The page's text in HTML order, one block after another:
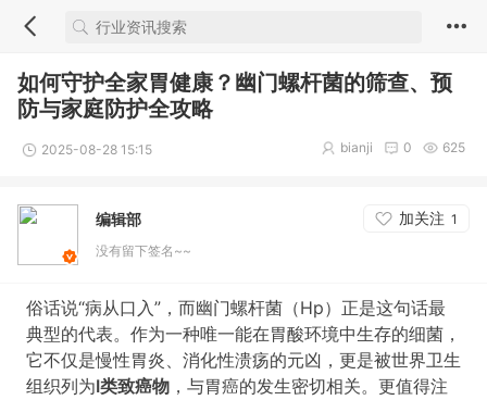
如何守护全家胃健康？幽门螺杆菌的筛查、预
防与家庭防护全攻略
2025-08-28 15:15 625
0
bianji
编辑部 加关注 1
没有留下签名~~
俗话说“病从口入”，而幽门螺杆菌（Hp）正是这句话最
典型的代表。作为一种唯一能在胃酸环境中生存的细菌，
它不仅是慢性胃炎、消化性溃疡的元凶，更是被世界卫生
组织列为Ⅰ类致癌物 ，与胃癌的发生密切相关。更值得注